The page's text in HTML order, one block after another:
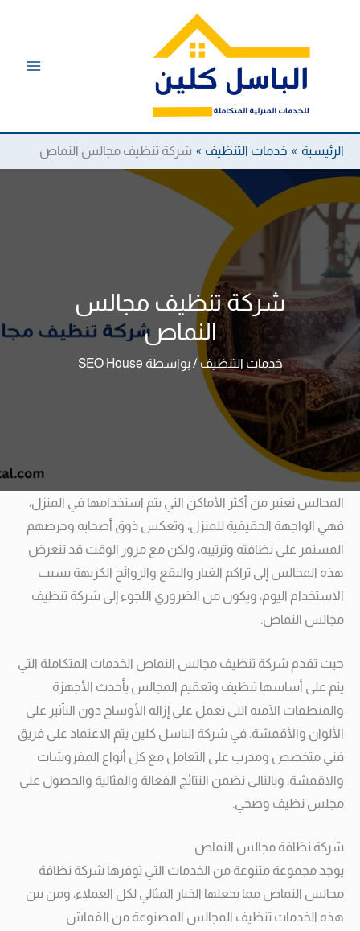
الرئيسية خدمات التنظيف شركة تنظيف مجالس النماص
شركة تنظيف مجالس
النماص
خدمات التنظيف/ بواسطة SEO House
المجالس تعتبر من أكثر الأماكن التي يتم استخدامها في المنزل،
فهي الواجهة الحقيقية للمنزل، وتعكس ذوق أصحابه وحرصهم
المستمر على نظافته وترتيبه، ولكن مع مرور الوقت قد تتعرض
هذه المجالس إلى تراكم الغبار والبقع والروائح الكريهة بسبب
الاستخدام اليوم، ويكون من الضروري اللجوء إلى شركة تنظيف
مجالس النماص.
حيث تقدم شركة تنظيف مجالس النماص الخدمات المتكاملة التي
يتم على أساسها تنظيف وتعقيم المجالس بأحدث الأجهزة
والمنظفات الآمنة التي تعمل على إزالة الأوساخ دون التأثير على
الألوان والأقمشة. في شركة الباسل كلين يتم الاعتماد على فريق
فني متخصص ومدرب على التعامل مع كل أنواع المفروشات
والاقمشة، وبالتالي نضمن النتائج الفعالة والمثالية والحصول على
مجلس نظيف وصحي.
شركة نظافة مجالس النماص
يوجد مجموعة متنوعة من الخدمات التي توفرها شركة نظافة
مجالس النماص مما يجعلها الخيار المثالي لكل العملاء، ومن بين
هذه الخدمات تنظيف المجالس المصنوعة من القماش